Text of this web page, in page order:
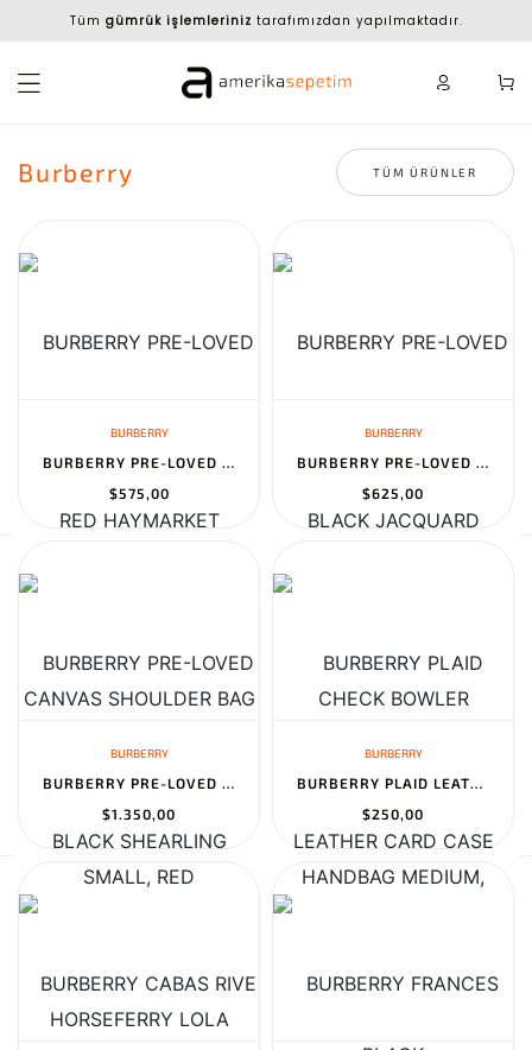
Tüm gümrük işlemleriniz tarafımızdan yapılmaktadır.
Burberry TÜM ÜRÜNLER
BURBERRY
BURBERRY PRE-LOVED RED HAYMARKET CANVAS SHOULDER BAG SMALL, RED
$575,00
BURBERRY
BURBERRY PRE-LOVED BLACK JACQUARD CHECK BOWLER HANDBAG MEDIUM, BL...
$625,00
BURBERRY
BURBERRY PRE-LOVED BLACK SHEARLING HORSEFERRY LOLA SHOULDER BAG S...
$1.350,00
BURBERRY
BURBERRY PLAID LEATHER CARD CASE
$250,00